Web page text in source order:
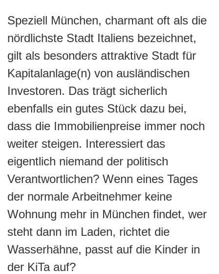
Speziell München, charmant oft als die
nördlichste Stadt Italiens bezeichnet,
gilt als besonders attraktive Stadt für
Kapitalanlage(n) von ausländischen
Investoren. Das trägt sicherlich
ebenfalls ein gutes Stück dazu bei,
dass die Immobilienpreise immer noch
weiter steigen. Interessiert das
eigentlich niemand der politisch
Verantwortlichen? Wenn eines Tages
der normale Arbeitnehmer keine
Wohnung mehr in München findet, wer
steht dann im Laden, richtet die
Wasserhähne, passt auf die Kinder in
der KiTa auf?